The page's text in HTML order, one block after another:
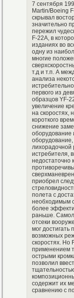
7 сентября
Martin/Boeing
скрывал
значительно
пережил
F-22A, в
изданиях во
одну из
многие
т.д и т.п. А
анализа
первого из
образцов YF-
увеличение
на скоростях,
короткого
снижение
оборудование
лихорадочной
истребителя,
недостаточно
приобрел
полета с
необходимым
более
раньше.
отсеки
мог
возможных
скоростях. Но
применением
острыми
позволил
содержит их
сравнению с